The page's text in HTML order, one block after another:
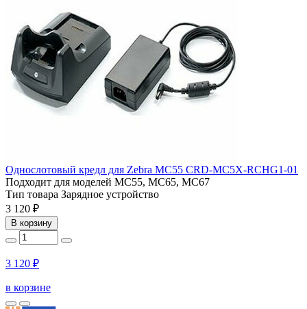
Однослотовый кредл для Zebra MC55 CRD-MC5X-RCHG1-01
Подходит для моделей MC55, MC65, MC67
Тип товара Зарядное устройство
3 120 ₽
В корзину
3 120 ₽
в корзине